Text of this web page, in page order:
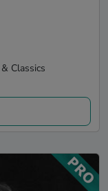
Classics